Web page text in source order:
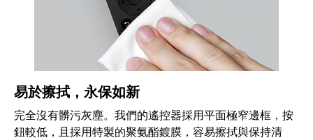
易於擦拭，永保如新
完全沒有髒污灰塵。我們的遙控器採用平面極窄邊框，按
鈕較低，且採用特製的聚氨酯鍍膜，容易擦拭與保持清